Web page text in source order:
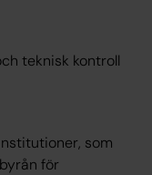
teknisk kontroll
som
för